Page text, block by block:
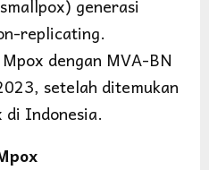
generasi
replicating.
dengan MVA-BN
setelah ditemukan
di Indonesia.